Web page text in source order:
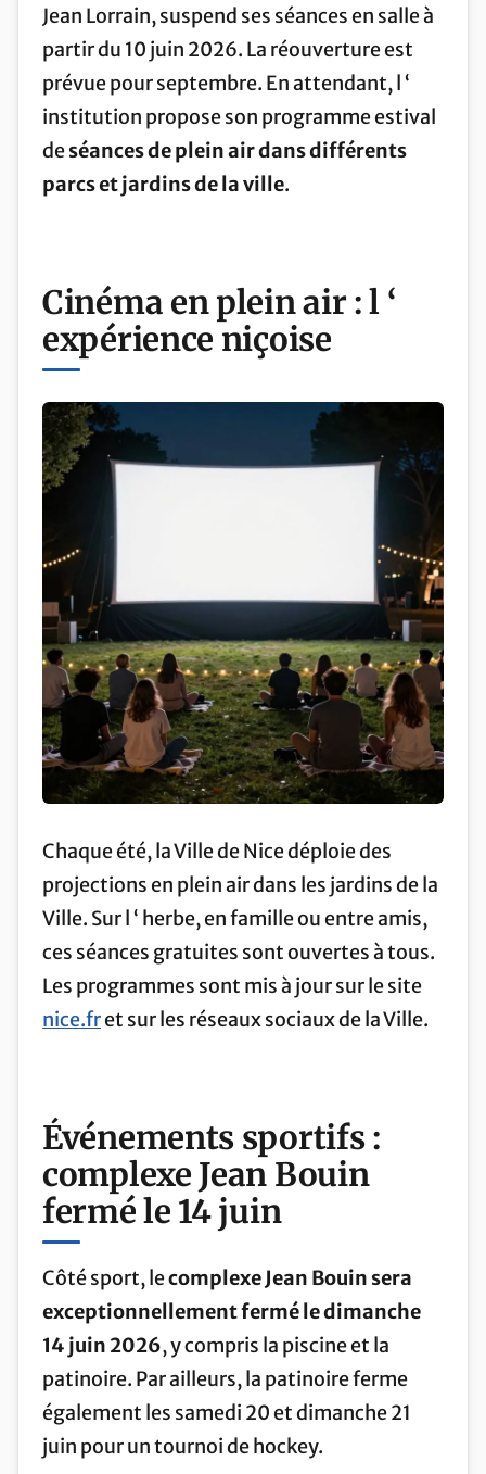
Jean Lorrain, suspend ses séances en salle à
partir du 10 juin 2026. La réouverture est
prévue pour septembre. En attendant, l ‘
institution propose son programme estival
deséances de plein air dans différents
parcs et jardins de la ville.
Cinéma en plein air : l ‘
expérience niçoise
Chaque été, la Ville de Nice déploie des
projections en plein air dans les jardins de la
Ville. Sur l ‘ herbe, en famille ou entre amis,
ces séances gratuites sont ouvertes à tous.
Les programmes sont mis à jour sur le site
nice.fret sur les réseaux sociaux de la Ville.
Événements sportifs :
complexe Jean Bouin
fermé le 14 juin
Côté sport, lecomplexe Jean Bouin sera
exceptionnellement fermé le dimanche
14 juin 2026, y compris la piscine et la
patinoire. Par ailleurs, la patinoire ferme
également les samedi 20 et dimanche 21
juin pour un tournoi de hockey.